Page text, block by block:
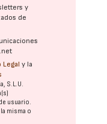
y
de
Legal y la
S.L.U.
usuario.
misma o